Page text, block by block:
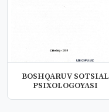
BOSHQARUV SOTSIAL
PSIXOLOGOYASI